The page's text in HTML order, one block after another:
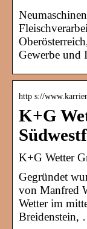
Gewerbe und
http s://
K+G
K+G Wetter
Gegründet
von Manfred
Wetter im
Breidenstein,